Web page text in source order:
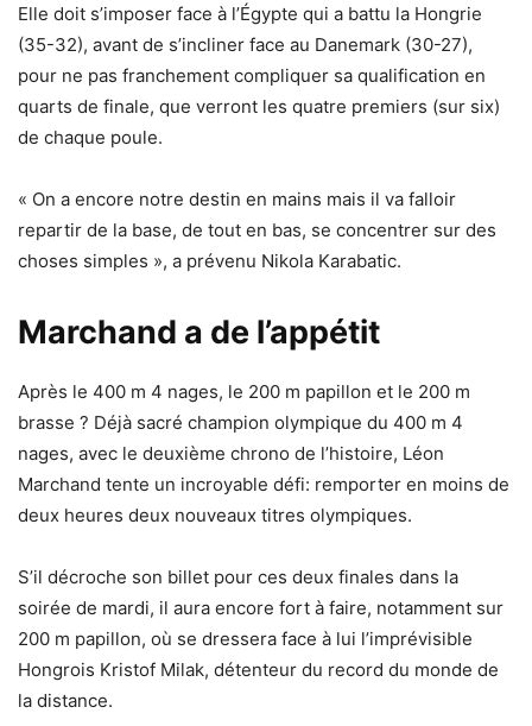
Elle doit s’imposer face à l’Égypte qui a battu la Hongrie
(35-32), avant de s’incliner face au Danemark (30-27),
pour ne pas franchement compliquer sa qualification en
quarts de finale, que verront les quatre premiers (sur six)
de chaque poule.
« On a encore notre destin en mains mais il va falloir
repartir de la base, de tout en bas, se concentrer sur des
choses simples », a prévenu Nikola Karabatic.
Marchand a de l’appétit
Après le 400 m 4 nages, le 200 m papillon et le 200 m
brasse ? Déjà sacré champion olympique du 400 m 4
nages, avec le deuxième chrono de l’histoire, Léon
Marchand tente un incroyable défi: remporter en moins de
deux heures deux nouveaux titres olympiques.
S’il décroche son billet pour ces deux finales dans la
soirée de mardi, il aura encore fort à faire, notamment sur
200 m papillon, où se dressera face à lui l’imprévisible
Hongrois Kristof Milak, détenteur du record du monde de
la distance.